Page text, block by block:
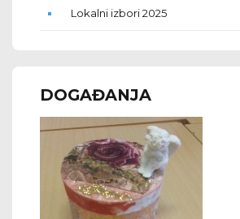
Lokalni izbori 2025
DOGAĐANJA